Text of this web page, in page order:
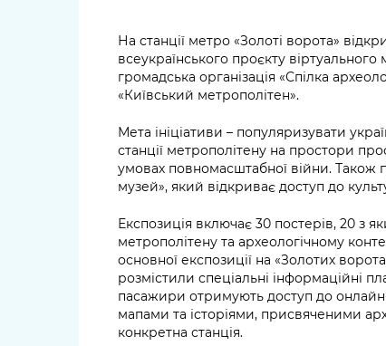
На станції метро «Золоті ворота»
всеукраїнського проєкту
громадська організація «Спілка
«Київський метрополітен».
Мета ініціативи – популяризувати
станції метрополітену на простори
умовах повномасштабної війни. Також
музей», який відкриває доступ до
Експозиція включає 30 постерів, 20 з
метрополітену та археологічному
основної експозиції на «Золотих
розмістили спеціальні інформаційні
пасажири отримують доступ до
мапами та історіями, присвяченими
конкретна станція.